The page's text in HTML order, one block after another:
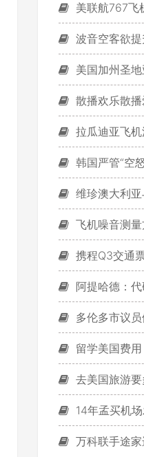
美联航767飞机
波音空客欲提
美国加州圣
散播欢乐散播爱！
拉瓜迪亚飞
韩国严管“空怒
维珍澳大利亚
飞机噪音测量方
携程Q3交通
阿提哈德：代
多伦多市议员候
留学美国费用
去美国旅游要多少钱 美
14年孟买机场发
万科联手途家进